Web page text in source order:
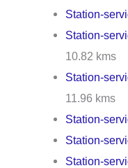
Station-
Station-
10.82 kms
Station-
11.96 kms
Station-
Station-
Station-